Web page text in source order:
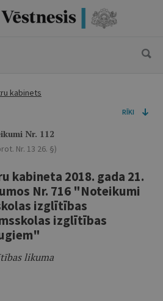
kabinets
RĪKI
Nr. 112
Nr. 13 26. §)
kabineta 2018. gada 21.
Nr. 716 "Noteikumi
izglītības
izglītības
likuma